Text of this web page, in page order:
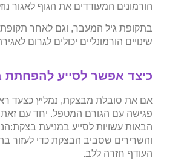
הורמונים המעודדים את הגוף לאגור
בתקופת גיל המעבר, וגם לאחר תקופת
שינויים הורמונליים יכולים לגרום
כיצד אפשר לסייע להפחתת
אם את סובלת מבצקת, נמליץ כצעד
פגישה עם הגורם המטפל. יחד עם
הבאות עשויות לסייע במניעת
והשרירים שסביב הבצקת כדי לעזור
העודף חזרה ללב.